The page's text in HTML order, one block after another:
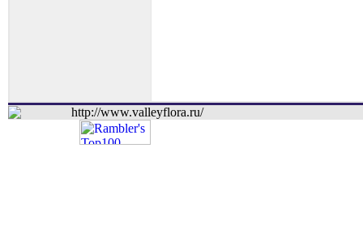
http://www.valleyflora.ru/